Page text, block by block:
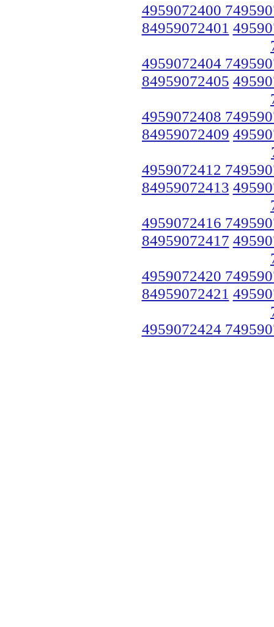
4959072400
84959072401
4959072404
84959072405
4959072408
84959072409
4959072412
84959072413
4959072416
84959072417
4959072420
84959072421
4959072424